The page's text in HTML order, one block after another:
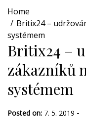
Home
Britix24 –
systémem
Britix24 –
zákazníků
systémem
Posted on: 7. 5. 2019 -